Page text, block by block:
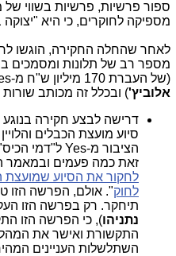
ספור פרשיות, פרשיות בשווי
מספיקה לחוקרים, כי היא "יצוקה
לאחר שהחלה החקירה, הוגשו
מספר רב של תלונות ומסמכים
(של העברת 170 מיליון ש"ח מ-Yes דרך בזק ויורוקום ל
אלוביץ') ובכלל זה מכותב שורות
דרישה לבצע חקירה
הציבור מ-Yes ל"דמי הכיס" של
זאת כמה פעמים
לחוק". אולם, הפרשה הזו
תיחקר. רק בפרשה הזו
נתניהו), כי הפרשה הזו
התקשורת ואישר את
השתלשלות העניינים